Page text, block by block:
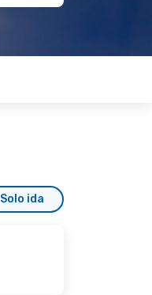
Solo ida